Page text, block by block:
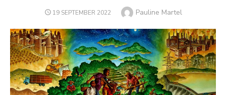
GEPLAATST
19 SEPTEMBER 2022 Auteur
Pauline Martel